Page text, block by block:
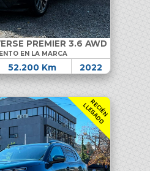
PREMIER 3.6 AWD
EN LA MARCA
52.200 Km 2022
R
E
C
I
É
N
L
L
E
G
A
D
O